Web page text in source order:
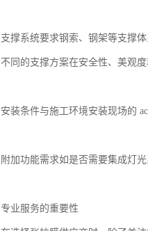
支撑系统要求钢索、钢架等支撑
不同的支撑方案在安全性、美观度
安装条件与施工环境安装现场的
附加功能需求如是否需要集成灯
专业服务的重要性